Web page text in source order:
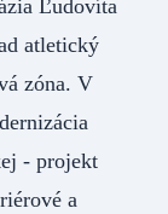
Ľudovíta
atletický
zóna. V
- projekt
a